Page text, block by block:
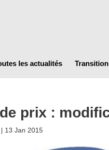
les actualités
prix :
13 Jan 2015